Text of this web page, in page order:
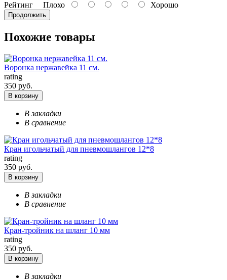
Рейтинг Плохо Хорошо
Продолжить
Похожие товары
Воронка нержавейка 11 см.
rating
350 руб.
В корзину
В закладки
В сравнение
Кран игольчатый для пневмошлангов 12*8
rating
350 руб.
В корзину
В закладки
В сравнение
Кран-тройник на шланг 10 мм
rating
350 руб.
В корзину
В закладки